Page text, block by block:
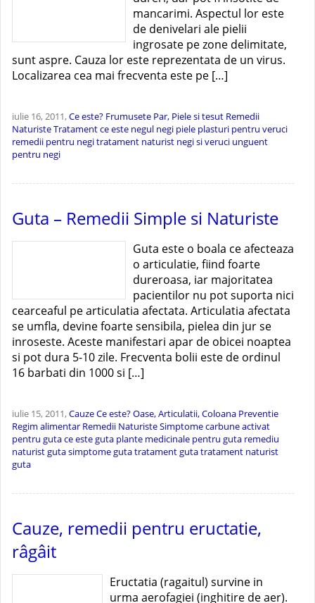
mancarimi. Aspectul lor este
de denivelari ale pielii
ingrosate pe zone delimitate,
sunt aspre. Cauza lor este reprezentata de un virus.
Localizarea cea mai frecventa este pe […]
iulie 16, 2011,Ce este? Frumusete Par, Piele si tesut Remedii
NaturisteTratamentce este negul negi piele plasturi pentru veruci
remedii pentru negitratament naturist negi si veruci unguent
pentru negi
Guta – Remedii Simple si Naturiste
Guta este o boala ce afecteaza
o articulatie, fiind foarte
dureroasa, iar majoritatea
pacientilor nu pot suporta nici
cearceaful pe articulatia afectata. Articulatia afectata
se umfla, devine foarte sensibila, pielea din jur se
inroseste. Aceste manifestari apar de obicei noaptea
si pot dura 5-10 zile. Frecventa bolii este de ordinul
16 barbati din 1000 si […]
iulie 15, 2011,CauzeCe este?Oase, Articulatii, Coloana Preventie
Regim alimentar Remedii NaturisteSimptomecarbune activat
pentru gutace este guta plante medicinale pentru guta remediu
naturist gutasimptome gutatratament gutatratament naturist
guta
Cauze, remedii pentru eructatie,
râgâit
Eructatia (ragaitul) survine in
urma aerofagiei (inghitire de aer).